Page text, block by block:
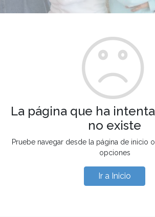
La página que ha
no existe
Pruebe navegar desde la página de inicio
opciones
Ir a Inicio